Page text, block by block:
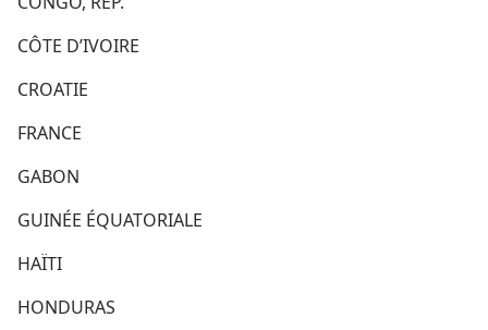
CÔTE D’IVOIRE
CROATIE
FRANCE
GABON
GUINÉE ÉQUATORIALE
HAÏTI
HONDURAS